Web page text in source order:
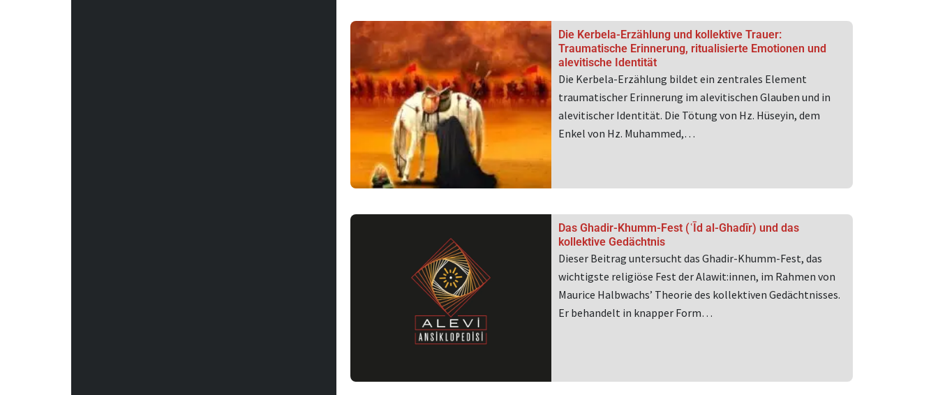
Die Kerbela-Erzählung und kollektive Trauer:
Traumatische Erinnerung, ritualisierte Emotionen und
alevitische Identität
Die Kerbela-Erzählung bildet ein zentrales Element
traumatischer Erinnerung im alevitischen Glauben und in
alevitischer Identität. Die Tötung von Hz. Hüseyin, dem
Enkel von Hz. Muhammed,…
Das Ghadir-Khumm-Fest (ʿĪd al-Ghadīr) und das
kollektive Gedächtnis
Dieser Beitrag untersucht das Ghadir-Khumm-Fest, das
wichtigste religiöse Fest der Alawit:innen, im Rahmen von
Maurice Halbwachs’ Theorie des kollektiven Gedächtnisses.
Er behandelt in knapper Form…